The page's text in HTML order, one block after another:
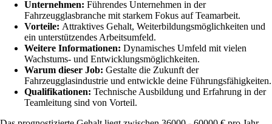
Unternehmen: Führendes Unternehmen in der
Fahrzeugglasbranche mit starkem Fokus auf Teamarbeit.
Vorteile: Attraktives Gehalt, Weiterbildungsmöglichkeiten und
ein unterstützendes Arbeitsumfeld.
Weitere Informationen: Dynamisches Umfeld mit vielen
Wachstums- und Entwicklungsmöglichkeiten.
Warum dieser Job: Gestalte die Zukunft der
Fahrzeugglasindustrie und entwickle deine Führungsfähigkeiten.
Qualifikationen: Technische Ausbildung und Erfahrung in der
Teamleitung sind von Vorteil.